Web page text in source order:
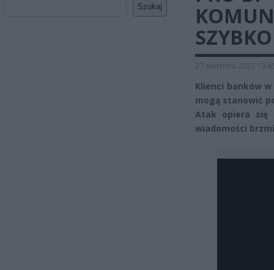
Szukaj
27 sierpnia 2025
Klienci banków
mogą stanowić
Atak opiera się
wiadomości